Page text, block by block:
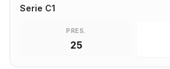
Serie C1
PRES.
25